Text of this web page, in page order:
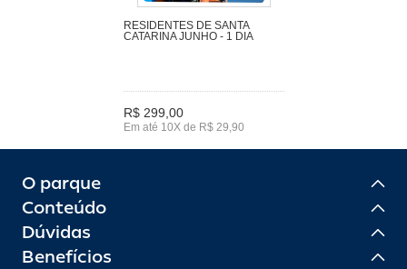
RESIDENTES DE SANTA
CATARINA JUNHO - 1 DIA
R$ 299,00
Em até 10X de R$ 29,90
O parque
Conteúdo
Dúvidas
Benefícios